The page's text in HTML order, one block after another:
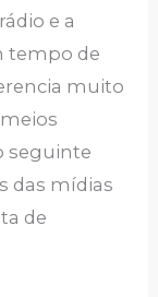
e a
tempo de
muito
seguinte
das mídias
de